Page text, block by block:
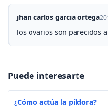
jhan carlos garcia ortega
los ovarios son parecidos
Puede interesarte
¿Cómo actúa la píldora?